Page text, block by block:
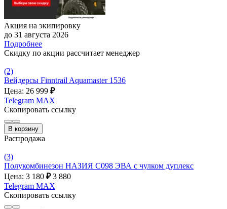
Акция на экипировку
до 31 августа 2026
Подробнее
Скидку по акции рассчитает менеджер
(2)
Вейдерсы Finntrail Aquamaster 1536
Цена: 26 999 ₽
Telegram MAX
Скопировать ссылку
В корзину
Распродажа
(3)
Полукомбинезон НАЗИЯ С098 ЭВА с чулком дуплекс
Цена: 3 180 ₽ 3 880
Telegram MAX
Скопировать ссылку